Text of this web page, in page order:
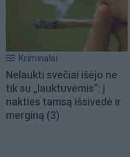
Kriminalai
Nelaukti svečiai išėjo ne
tik su „lauktuvėmis“: į
nakties tamsą išsivedė ir
merginą (3)